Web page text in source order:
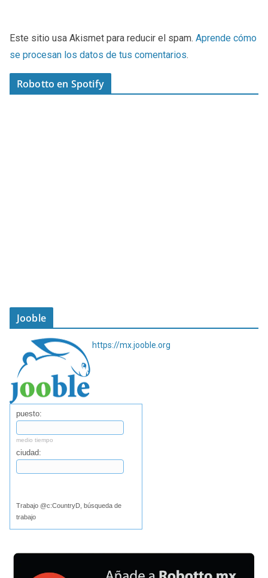
Este sitio usa Akismet para reducir el spam. Aprende cómo
se procesan los datos de tus comentarios.
Robotto en Spotify
Jooble
https://mx.jooble.org
puesto:
medio tiempo
ciudad:
Trabajo @c:CountryD, búsqueda de
trabajo